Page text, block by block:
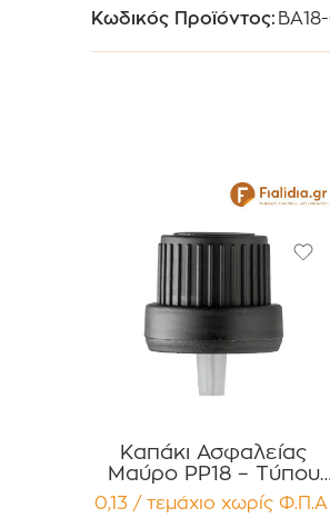
Κωδικός Προϊόντος: BA18-
Καπάκι Ασφαλείας
Μαύρο PP18 – Τύπου
Two-Part με Εσωτερικό
Σταγονόμετρο
0,13 / τεμάχιο χωρίς Φ.Π.Α